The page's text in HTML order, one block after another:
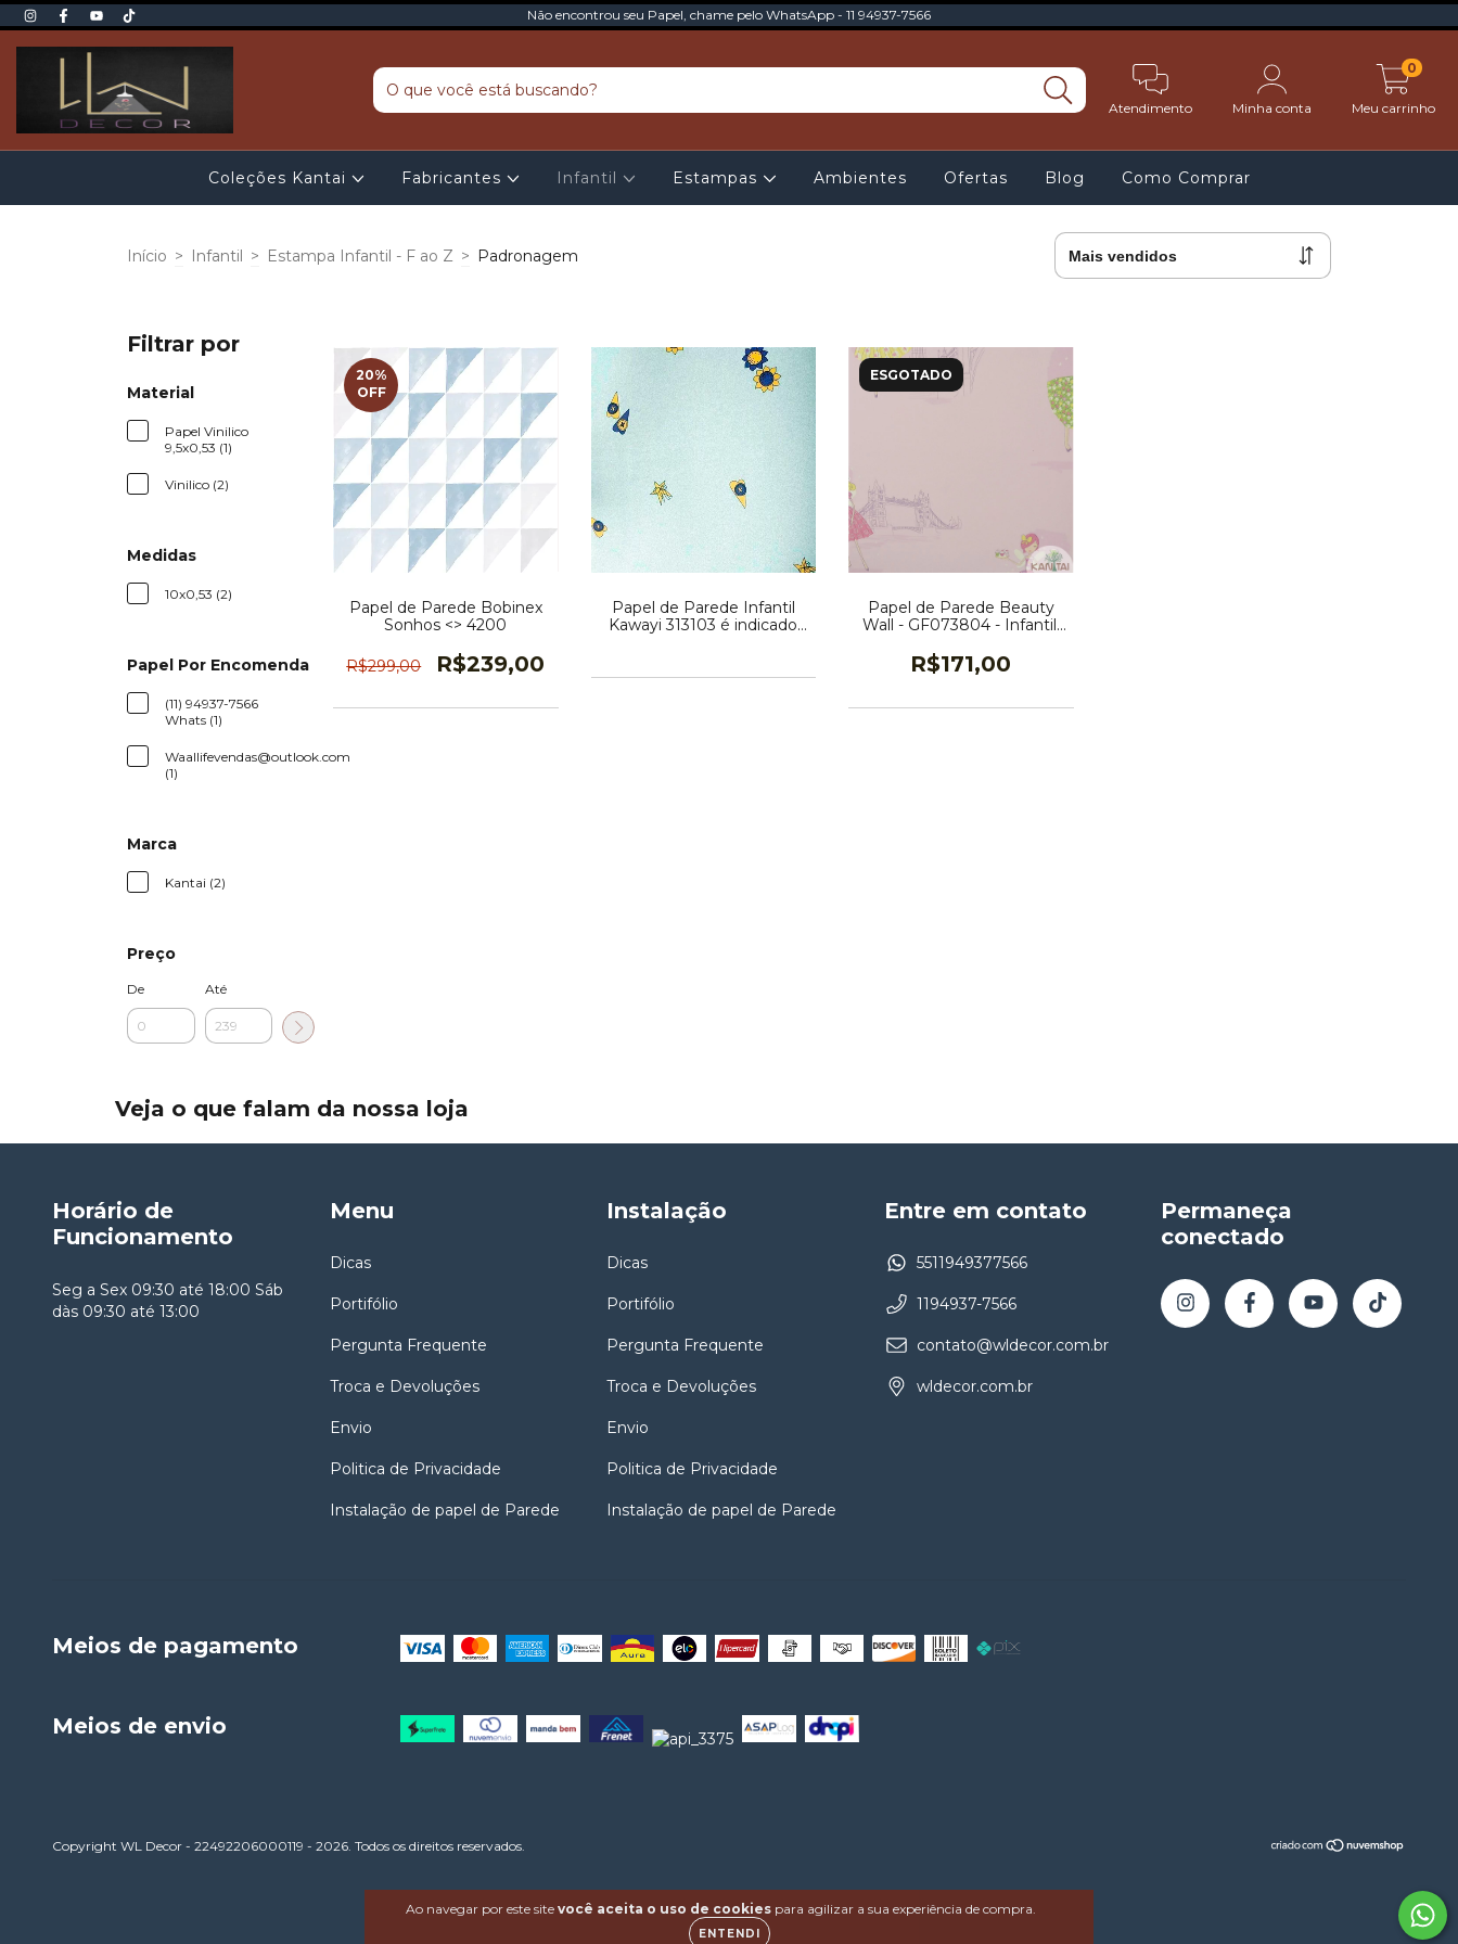
Não encontrou seu Papel, chame pelo WhatsApp - 11 94937-7566
Atendimento Minha conta Meu carrinho
0
Coleções Kantai Fabricantes Infantil Estampas Ambientes Ofertas Blog Como Comprar
Ao navegar por este site você aceita o uso de cookiespara agilizar a sua experiência de compra.
ENTENDI
Início > Infantil > Estampa Infantil - F ao Z > Padronagem
Filtrar por
Material
Papel Vinilico
9,5x0,53 (1)
Vinilico (2)
Medidas
10x0,53 (2)
Papel Por Encomenda
(11) 94937-7566
Whats (1)
Waallifevendas@outlook.com
(1)
Marca
Kantai (2)
Preço
De Até
20%
OFF
Papel de Parede Bobinex
Sonhos <> 4200
R$299,00 R$239,00
Papel de Parede Infantil
Kawayi 313103 é indicado
Quarto de Menino. Com os
ESGOTADO
Papel de Parede Beauty
Wall - GF073804 - Infantil,
R$171,00
Veja o que falam da nossa loja
Horário de
Funcionamento
Seg a Sex 09:30 até 18:00 Sáb
dàs 09:30 até 13:00
Menu
Dicas
Portifólio
Pergunta Frequente
Troca e Devoluções
Envio
Politica de Privacidade
Instalação de papel de Parede
Instalação
Dicas
Portifólio
Pergunta Frequente
Troca e Devoluções
Envio
Politica de Privacidade
Instalação de papel de Parede
Entre em contato
5511949377566
1194937-7566
contato@wldecor.com.br
wldecor.com.br
Permaneça
conectado
Meios de pagamento
Meios de envio
Copyright WL Decor - 22492206000119 - 2026. Todos os direitos reservados.